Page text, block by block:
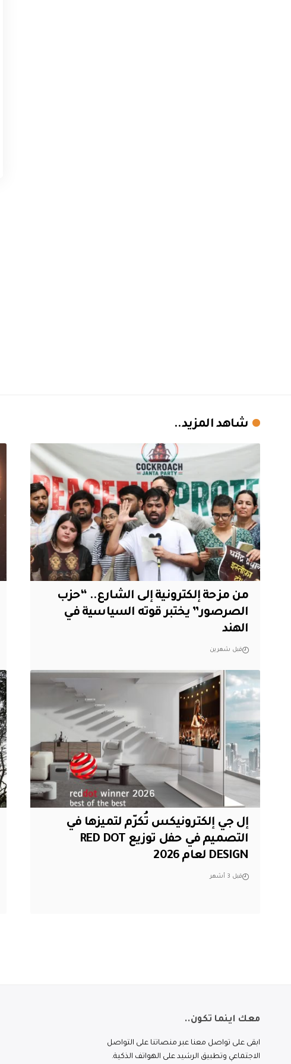
شاهد المزيد..
من مزحة إلكترونية إلى الشارع.. “حزب
الصرصور” يختبر قوته السياسية في
الهند
قبل شهرين
إل جي إلكترونيكس تُكرّم لتميزها في
التصميم في حفل توزيع RED DOT
DESIGN لعام 2026
قبل 3 أشهر
معك اينما تكون..
ابقى على تواصل معنا عبر منصاتنا على التواصل
الاجتماعي وتطبيق الرشيد على الهواتف الذكية.